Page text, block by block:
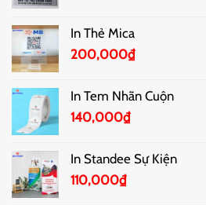
In Thẻ Mica
200,000₫
In Tem Nhãn Cuộn
140,000₫
In Standee Sự Kiện
110,000₫